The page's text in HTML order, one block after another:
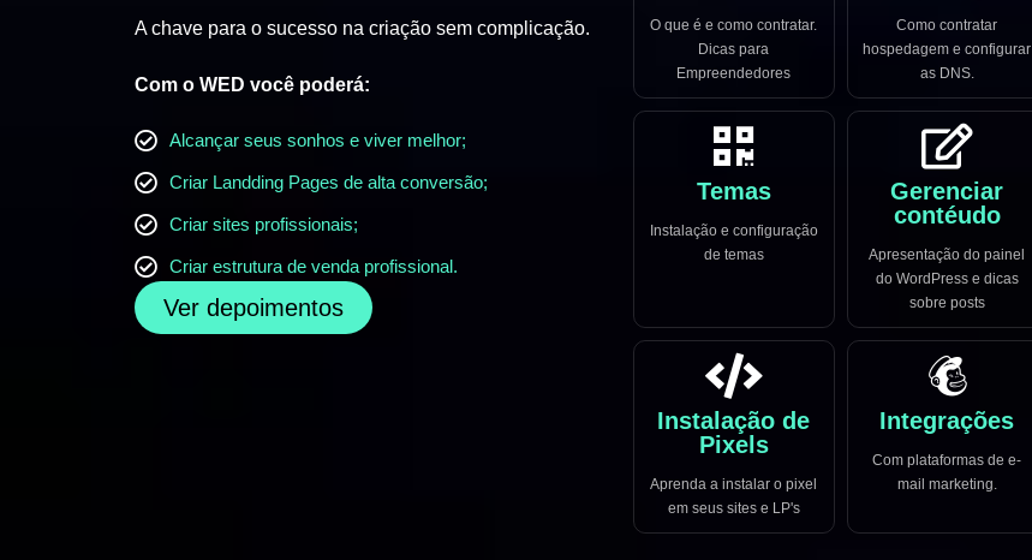
A chave para o sucesso na criação sem complicação.
Com o WED você poderá:
Alcançar seus sonhos e viver melhor;
Criar Landding Pages de alta conversão;
Criar sites profissionais;
Criar estrutura de venda profissional.
Ver depoimentos
O que é e como contratar.
Dicas para
Empreendedores
Como contratar
hospedagem e configurar
as DNS.
Temas
Instalação e configuração
de temas
Gerenciar
contéudo
Apresentação do painel
do WordPress e dicas
sobre posts
Instalação de
Pixels
Aprenda a instalar o pixel
em seus sites e LP's
Integrações
Com plataformas de e-
mail marketing.